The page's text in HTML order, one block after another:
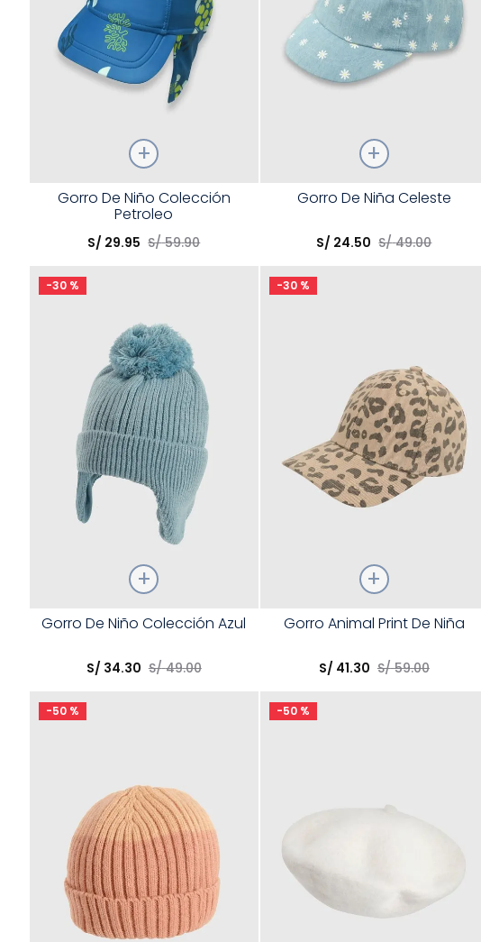
Talla
Elige una opción
Gorro De Niño Colección
Petroleo
S/ 29.95 S/ 59.90
Gorro De Niña Celeste
S/ 24.50 S/ 49.00
-30 %
Talla
Gorro De Niño Colección Azul
S/ 34.30 S/ 49.00
-30 %
TallaGorro Animal Print De Niña
S/ 41.30 S/ 59.00
-50 % -50 %